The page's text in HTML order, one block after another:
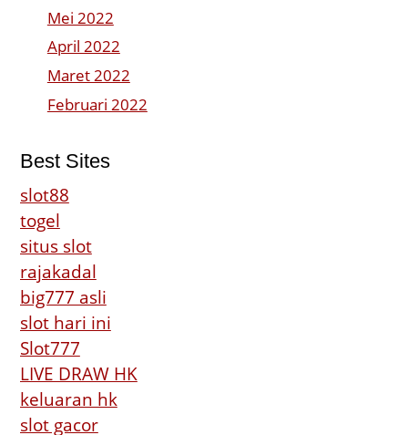
Mei 2022
April 2022
Maret 2022
Februari 2022
Best Sites
slot88
togel
situs slot
rajakadal
big777 asli
slot hari ini
Slot777
LIVE DRAW HK
keluaran hk
slot gacor